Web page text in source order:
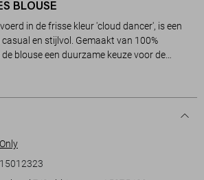
BLOUSE
in de frisse kleur 'cloud dancer', is een
en stijlvol. Gemaakt van 100%
blouse een duurzame keuze voor de
stof heeft een uniek structuurpatroon dat je
een klassieke charme uit, terwijl de
een luchtige en zomerse look. De reguliere
blouse komt goed van pas in verschillende
Only
15012323